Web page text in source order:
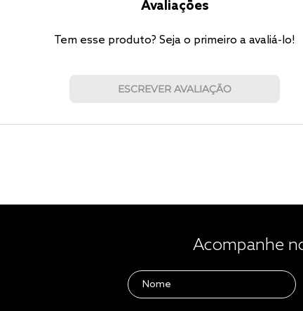
Avaliações
Tem esse produto? Seja o primeiro a avaliá-lo!
ESCREVER AVALIAÇÃO
Acompanhe